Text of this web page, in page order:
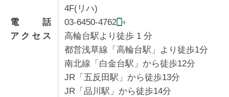
4F(リハ)
電話
03-6450-4762
アクセス
高輪台駅より徒歩 1 分
都営浅草線「高輪台駅」より徒歩1分
南北線「白金台駅」から徒歩12分
JR「五反田駅」から徒歩13分
JR「品川駅」から徒歩14分